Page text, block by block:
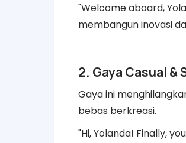
​"Welcome aboard,
membangun inovasi
​2. Gaya Casual
​Gaya ini
bebas berkreasi.
​"Hi, Yolanda! Finally,